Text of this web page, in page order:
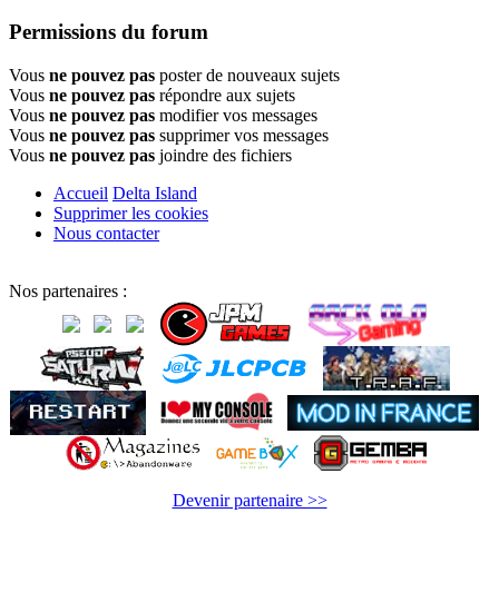
Permissions du forum
Vous ne pouvez pas poster de nouveaux sujets
Vous ne pouvez pas répondre aux sujets
Vous ne pouvez pas modifier vos messages
Vous ne pouvez pas supprimer vos messages
Vous ne pouvez pas joindre des fichiers
Accueil Delta Island
Supprimer les cookies
Nous contacter
Nos partenaires :
Devenir partenaire >>